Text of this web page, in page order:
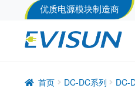
优质电源模块制造商
首页 DC-DC系列 DC-